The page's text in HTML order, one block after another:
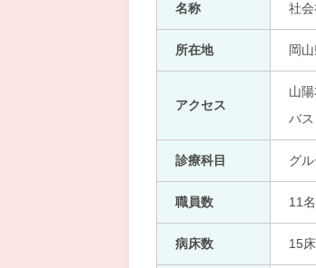
名称 社
所在地 岡
アクセス
山
バ
診療科目 グ
職員数 11
病床数 15床